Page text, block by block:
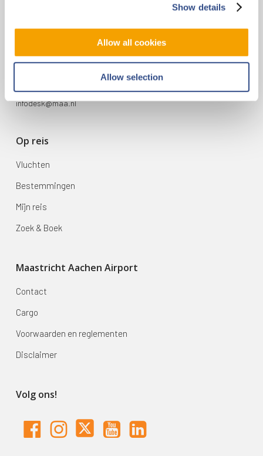
Show details
Allow all cookies
Allow selection
Contact
Vliegveldweg 90
infodesk@maa.nl
Op reis
Vluchten
Bestemmingen
Mijn reis
Zoek & Boek
Maastricht Aachen Airport
Contact
Cargo
Voorwaarden en reglementen
Disclaimer
Volg ons!